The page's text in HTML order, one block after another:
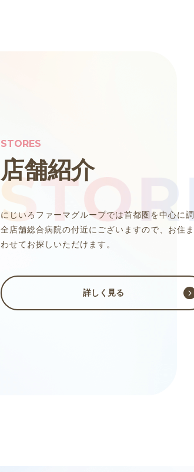
STORES
店舗紹介
にじいろファーマグループでは首都圏を中心に
全店舗総合病院の付近にございますので、お住
わせてお探しいただけます。
詳しく見る